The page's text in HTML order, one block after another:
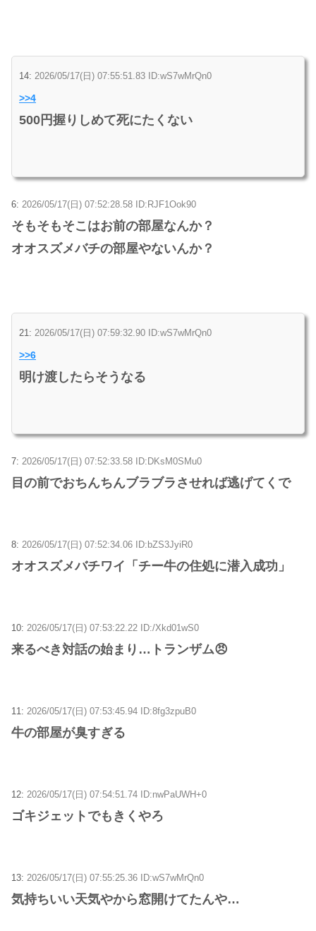
14: 2026/05/17(日) 07:55:51.83 ID:wS7wMrQn0
>>4
500円握りしめて死にたくない
6: 2026/05/17(日) 07:52:28.58 ID:RJF1Ook90
そもそもそこはお前の部屋なんか？
オオスズメバチの部屋やないんか？
21: 2026/05/17(日) 07:59:32.90 ID:wS7wMrQn0
>>6
明け渡したらそうなる
7: 2026/05/17(日) 07:52:33.58 ID:DKsM0SMu0
目の前でおちんちんブラブラさせれば逃げてくで
8: 2026/05/17(日) 07:52:34.06 ID:bZS3JyiR0
オオスズメバチワイ「チー牛の住処に潜入成功」
10: 2026/05/17(日) 07:53:22.22 ID:/Xkd01wS0
来るべき対話の始まり…トランザム😠
11: 2026/05/17(日) 07:53:45.94 ID:8fg3zpuB0
牛の部屋が臭すぎる
12: 2026/05/17(日) 07:54:51.74 ID:nwPaUWH+0
ゴキジェットでもきくやろ
13: 2026/05/17(日) 07:55:25.36 ID:wS7wMrQn0
気持ちいい天気やから窓開けてたんや…